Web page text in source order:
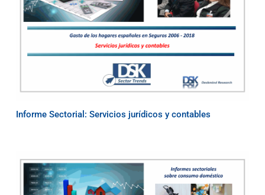
Informe Sectorial: Servicios jurídicos y contables